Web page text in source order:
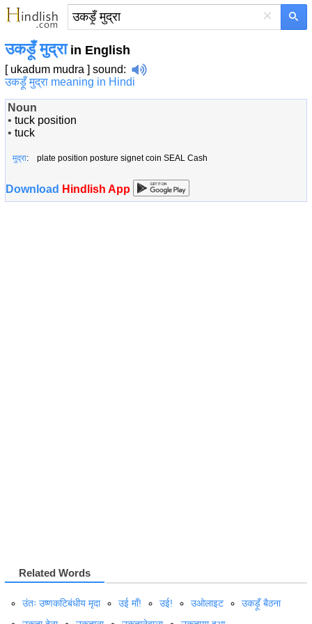
×
उकड़ूँ मुद्राin English
[ ukadum mudra ] sound:
उकड़ूँ मुद्रा meaning in Hindi
Noun
• tuck position
• tuck
मुद्रा: plate position posture signet coin SEAL Cash
Download Hindlish App
Related Words
उंतः उष्णकटिबंधीय मृदा उई माँ! उई! उओलाइट
उकड़ूँ बैठना